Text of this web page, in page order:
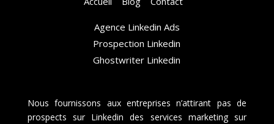
Agence Linkedin Ads
Prospection Linkedin
Ghostwriter Linkedin
Nous fournissons aux entreprises n’attirant pas de
prospects sur Linkedin des services marketing sur